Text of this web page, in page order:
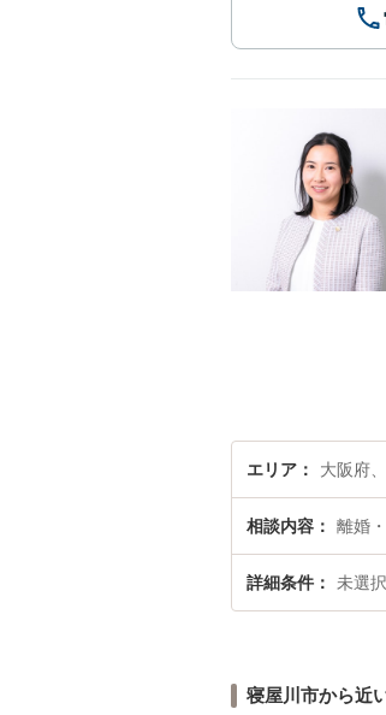
エリア 大阪府
相談内容 離婚
詳細条件 未選択
寝屋川市から近